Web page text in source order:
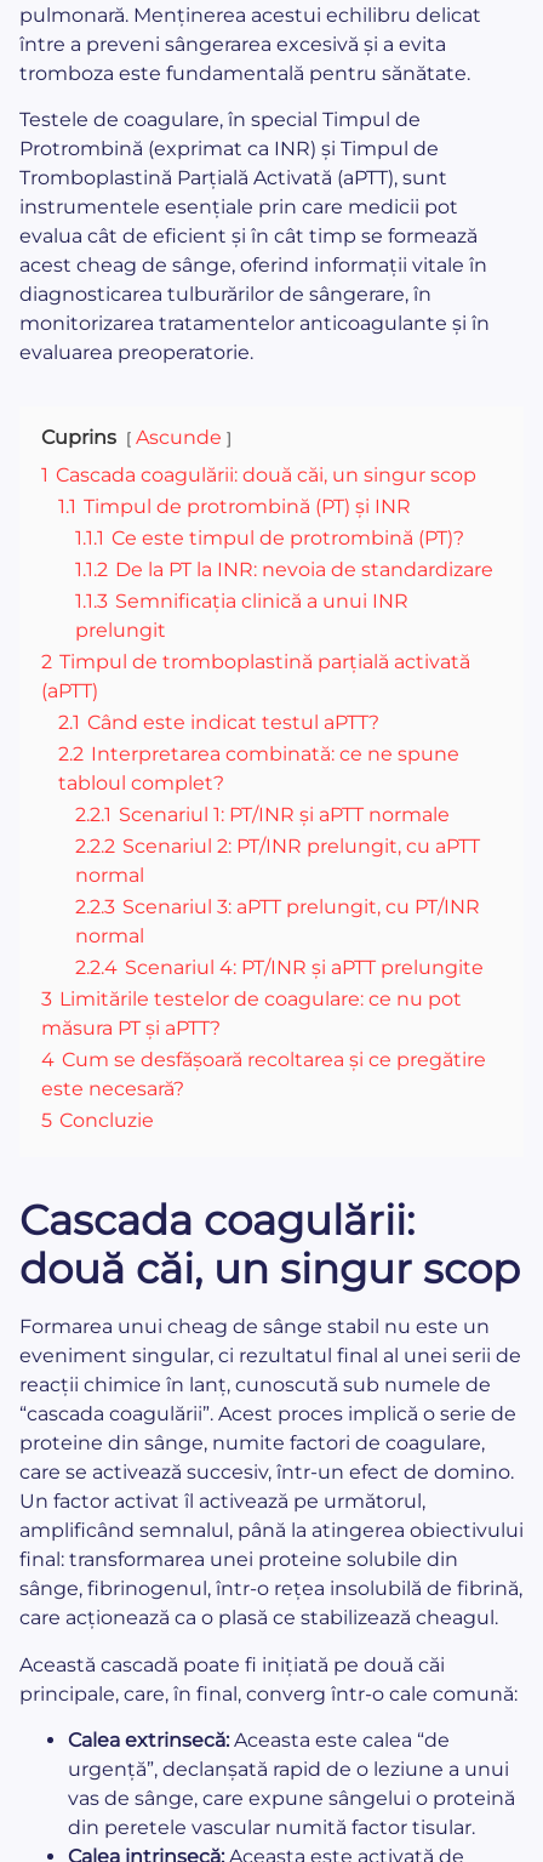
pulmonară. Menținerea acestui echilibru delicat
între a preveni sângerarea excesivă și a evita
tromboza este fundamentală pentru sănătate.
Testele de coagulare, în special Timpul de
Protrombină (exprimat ca INR) și Timpul de
Tromboplastină Parțială Activată (aPTT), sunt
instrumentele esențiale prin care medicii pot
evalua cât de eficient și în cât timp se formează
acest cheag de sânge, oferind informații vitale în
diagnosticarea tulburărilor de sângerare, în
monitorizarea tratamentelor anticoagulante și în
evaluarea preoperatorie.
Cuprins
Ascunde
1 Cascada coagulării: două căi, un singur scop
1.1 Timpul de protrombină (PT) și INR
1.1.1 Ce este timpul de protrombină (PT)?
1.1.2 De la PT la INR: nevoia de standardizare
1.1.3 Semnificația clinică a unui INR
prelungit
2 Timpul de tromboplastină parțială activată
(aPTT)
2.1 Când este indicat testul aPTT?
2.2 Interpretarea combinată: ce ne spune
tabloul complet?
2.2.1 Scenariul 1: PT/INR și aPTT normale
2.2.2 Scenariul 2: PT/INR prelungit, cu aPTT
normal
2.2.3 Scenariul 3: aPTT prelungit, cu PT/INR
normal
2.2.4 Scenariul 4: PT/INR și aPTT prelungite
3 Limitările testelor de coagulare: ce nu pot
măsura PT și aPTT?
4 Cum se desfășoară recoltarea și ce pregătire
este necesară?
5 Concluzie
Cascada coagulării:
două căi, un singur scop
Formarea unui cheag de sânge stabil nu este un
eveniment singular, ci rezultatul final al unei serii de
reacții chimice în lanț, cunoscută sub numele de
“cascada coagulării”. Acest proces implică o serie de
proteine din sânge, numite factori de coagulare,
care se activează succesiv, într-un efect de domino.
Un factor activat îl activează pe următorul,
amplificând semnalul, până la atingerea obiectivului
final: transformarea unei proteine solubile din
sânge, fibrinogenul, într-o rețea insolubilă de fibrină,
care acționează ca o plasă ce stabilizează cheagul.
Această cascadă poate fi inițiată pe două căi
principale, care, în final, converg într-o cale comună:
Calea extrinsecă:Aceasta este calea “de
urgență”, declanșată rapid de o leziune a unui
vas de sânge, care expune sângelui o proteină
din peretele vascular numită factor tisular.
Calea intrinsecă:Aceasta este activată de